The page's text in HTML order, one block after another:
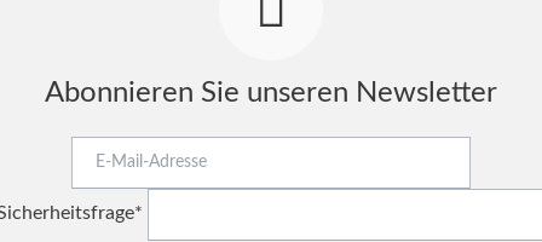
Abonnieren Sie unseren Newsletter
Adresse*